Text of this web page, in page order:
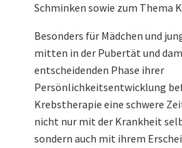
Schminken sowie zum Thema
Besonders für Mädchen und
mitten in der Pubertät und
entscheidenden Phase ihrer
Persönlichkeitsentwicklung
Krebstherapie eine schwere
nicht nur mit der Krankheit
sondern auch mit ihrem